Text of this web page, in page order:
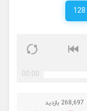
00:00
268,697 بازدید